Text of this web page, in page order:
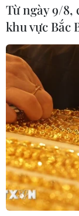
BV Bạch
lý Dược
16/09/2022 04:59
Theo Bệnh
chuyên khoa
tuyến thượng
sẵn, dẫn đến
Từ ngày 9/
khu vực Bắc